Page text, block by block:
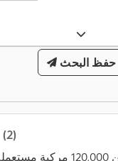
حفظ البحث
(2)
ل
ب
ل